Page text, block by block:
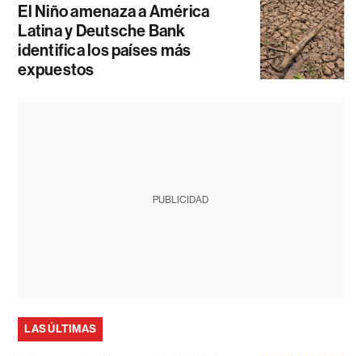
El Niño amenaza a América
Latina y Deutsche Bank
identifica los países más
expuestos
PUBLICIDAD
LAS ÚLTIMAS